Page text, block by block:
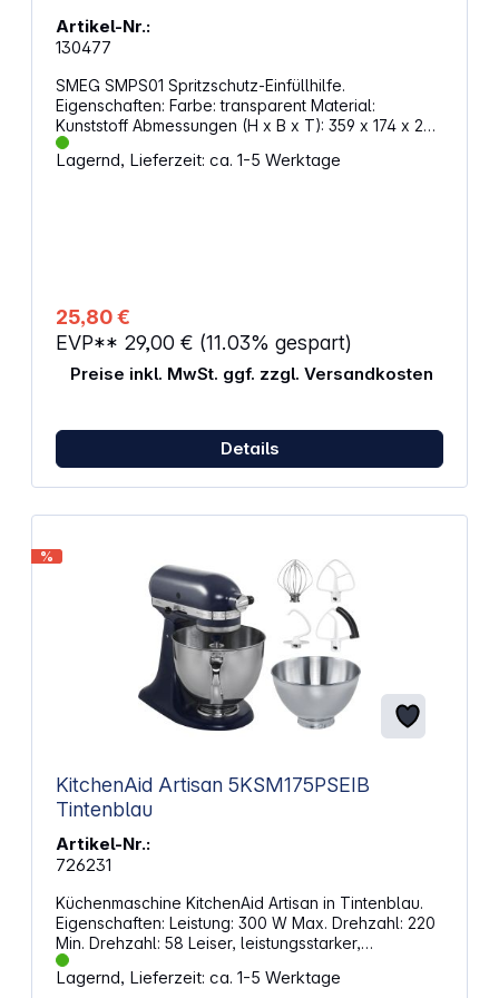
Stufenregler mit 10 Geschwindigkeiten für
verschiedene Anwendungen Kippbarer Motorkopf
sauberes Arbeiten beim Einfüllen
Spülmaschinengeeignete Schüsseln und
Werkzeuge (außer Schneebesen) 4,8 Liter
Edelstahlschüssel für große Mengen Zusätzliche 3
Liter Schüssel für paralleles Arbeiten Flexi-Rührer
Artikel-Nr.:
130477
SMEG SMPS01 Spritzschutz-Einfüllhilfe.
Eigenschaften: Farbe: transparent Material:
Kunststoff Abmessungen (H x B x T): 359 x 174 x 224
Lagernd, Lieferzeit: ca. 1-5 Werktage
25,80 €
EVP** 29,00 € (11.03% gespart)
Preise inkl. MwSt. ggf. zzgl. Versandkosten
Details
%
KitchenAid Artisan 5KSM175PSEIB
Tintenblau
Artikel-Nr.:
726231
Küchenmaschine KitchenAid Artisan in Tintenblau.
Eigenschaften: Leistung: 300 W Max. Drehzahl: 220
Min. Drehzahl: 58 Leiser, leistungsstarker,
energieeffizienter Motor Planetenrührwerk Zehn
Geschwindigkeitsstufen Max. Füllmenge Schüssel
Lagernd, Lieferzeit: ca. 1-5 Werktage